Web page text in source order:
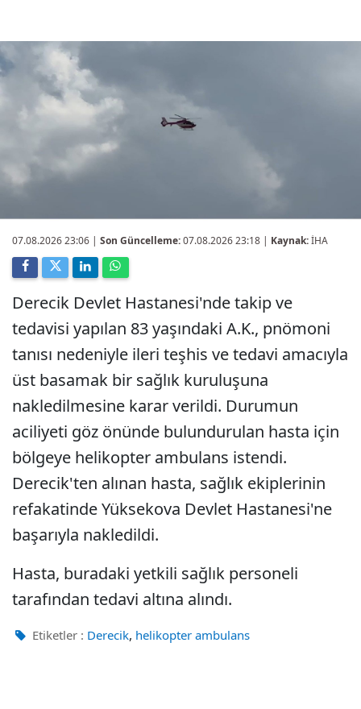
07.08.2026 23:06 | Son Güncelleme:07.08.2026 23:18 | Kaynak:İHA
Derecik Devlet Hastanesi'nde takip ve
tedavisi yapılan 83 yaşındaki A.K., pnömoni
tanısı nedeniyle ileri teşhis ve tedavi amacıyla
üst basamak bir sağlık kuruluşuna
nakledilmesine karar verildi. Durumun
aciliyeti göz önünde bulundurulan hasta için
bölgeye helikopter ambulans istendi.
Derecik'ten alınan hasta, sağlık ekiplerinin
refakatinde Yüksekova Devlet Hastanesi'ne
başarıyla nakledildi.
Hasta, buradaki yetkili sağlık personeli
tarafından tedavi altına alındı.
Etiketler : Derecik, helikopter ambulans